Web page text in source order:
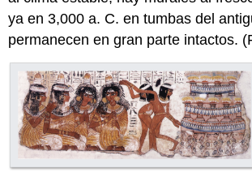
ya en 3,000 a. C. en tumbas del
permanecen en gran parte intactos.